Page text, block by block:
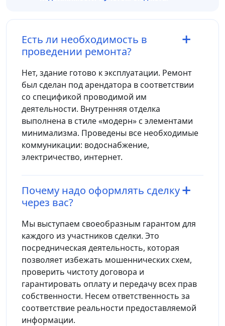
Есть ли необходимость в
проведении ремонта?
Нет, здание готово к эксплуатации. Ремонт
был сделан под арендатора в соответствии
со спецификой проводимой им
деятельности. Внутренняя отделка
выполнена в стиле «модерн» с элементами
минимализма. Проведены все необходимые
коммуникации: водоснабжение,
электричество, интернет.
Почему надо оформлять сделку
через вас?
Мы выступаем своеобразным гарантом для
каждого из участников сделки. Это
посредническая деятельность, которая
позволяет избежать мошеннических схем,
проверить чистоту договора и
гарантировать оплату и передачу всех прав
собственности. Несем ответственность за
соответствие реальности предоставляемой
информации.